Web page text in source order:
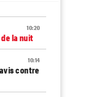
10:20
la nuit
10:14
contre